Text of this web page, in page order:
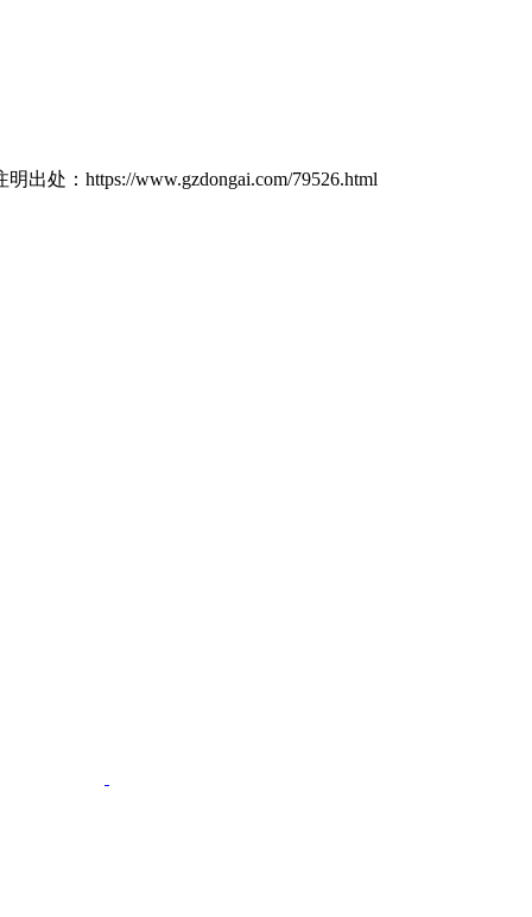
出处：https://www.gzdongai.com/79526.html